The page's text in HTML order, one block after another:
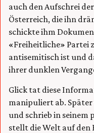
auch den Aufschrei
Österreich, die ihn
schickte ihm
«Freiheitliche» Partei
antisemitisch ist und
ihrer dunklen
Glick tat diese
manipuliert ab.
und schrieb in
stellt die Welt auf den